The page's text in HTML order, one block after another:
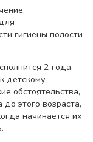
гигиены полости
2 года,
детскому
обстоятельства,
этого возраста,
начинается их